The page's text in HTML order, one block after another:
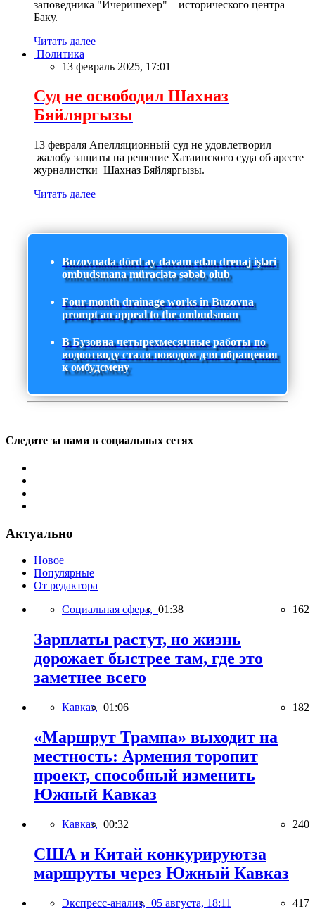
заповедника "Ичеришехер" – исторического центра
Баку.
Читать далее
Политика
13 февраль 2025, 17:01
Суд не освободил Шахназ
Бяйляргызы
13 февраля Апелляционный суд не удовлетворил
жалобу защиты на решение Хатаинского суда об аресте
журналистки Шахназ Бяйляргызы.
Читать далее
Buzovnada dörd ay davam edən drenaj işləri
ombudsmana müraciətə səbəb olub
Four-month drainage works in Buzovna
prompt an appeal to the ombudsman
В Бузовна четырехмесячные работы по
водоотводу стали поводом для обращения
к омбудсмену
Следите за нами в социальных сетях
Актуально
Новое
Популярные
От редактора
Социальная сфера, 01:38 162
Зарплаты растут, но жизнь
дорожает быстрее там, где это
заметнее всего
Кавказ, 01:06 182
«Маршрут Трампа» выходит на
местность: Армения торопит
проект, способный изменить
Южный Кавказ
Кавказ, 00:32 240
США и Китай конкурируютза
маршруты через Южный Кавказ
Экспресс-анализ, 05 августа, 18:11 417